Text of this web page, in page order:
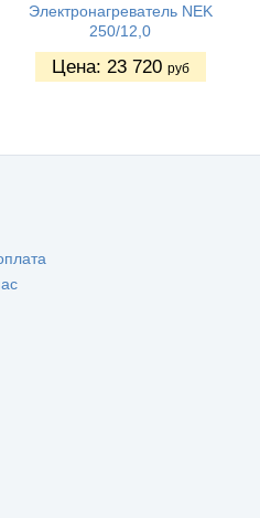
Электронагреватель NEK
250/12,0
Цена: 23 720 руб